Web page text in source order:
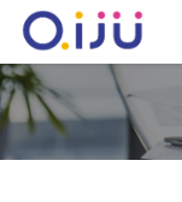
홈페이지